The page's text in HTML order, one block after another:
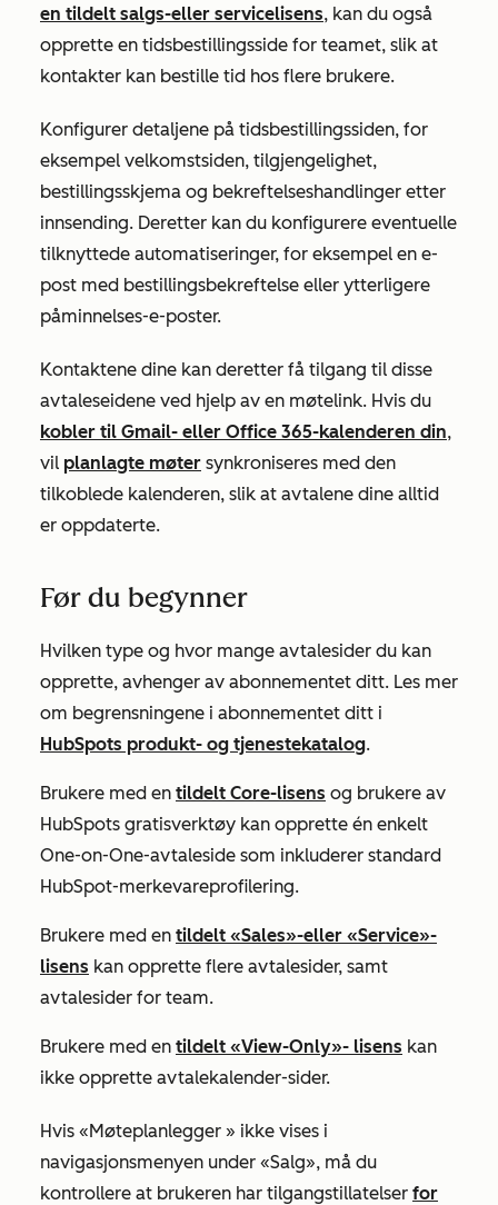
en tildelt salgs-eller servicelisens, kan du også
opprette en tidsbestillingsside for teamet, slik at
kontakter kan bestille tid hos flere brukere.
Konfigurer detaljene på tidsbestillingssiden, for
eksempel velkomstsiden, tilgjengelighet,
bestillingsskjema og bekreftelseshandlinger etter
innsending. Deretter kan du konfigurere eventuelle
tilknyttede automatiseringer, for eksempel en e-
post med bestillingsbekreftelse eller ytterligere
påminnelses-e-poster.
Kontaktene dine kan deretter få tilgang til disse
avtaleseidene ved hjelp av en møtelink. Hvis du
kobler til Gmail- eller Office 365-kalenderen din,
vil planlagte møter synkroniseres med den
tilkoblede kalenderen, slik at avtalene dine alltid
er oppdaterte.
Før du begynner
Hvilken type og hvor mange avtalesider du kan
opprette, avhenger av abonnementet ditt. Les mer
om begrensningene i abonnementet ditt i
HubSpots produkt- og tjenestekatalog.
Brukere med en tildelt Core-lisens og brukere av
HubSpots gratisverktøy kan opprette én enkelt
One-on-One-avtaleside som inkluderer standard
HubSpot-merkevareprofilering.
Brukere med en tildelt «Sales»-eller «Service»-
lisens kan opprette flere avtalesider, samt
avtalesider for team.
Brukere med en tildelt «View-Only»- lisens kan
ikke opprette avtalekalender-sider.
Hvis «Møteplanlegger » ikke vises i
navigasjonsmenyen under «Salg», må du
kontrollere at brukeren har tilgangstillatelser for